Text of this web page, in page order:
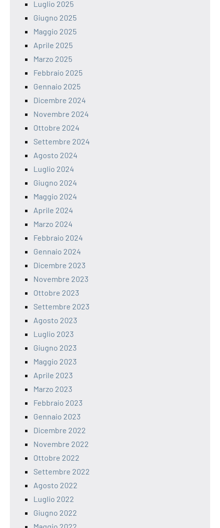
Luglio 2025
Giugno 2025
Maggio 2025
Aprile 2025
Marzo 2025
Febbraio 2025
Gennaio 2025
Dicembre 2024
Novembre 2024
Ottobre 2024
Settembre 2024
Agosto 2024
Luglio 2024
Giugno 2024
Maggio 2024
Aprile 2024
Marzo 2024
Febbraio 2024
Gennaio 2024
Dicembre 2023
Novembre 2023
Ottobre 2023
Settembre 2023
Agosto 2023
Luglio 2023
Giugno 2023
Maggio 2023
Aprile 2023
Marzo 2023
Febbraio 2023
Gennaio 2023
Dicembre 2022
Novembre 2022
Ottobre 2022
Settembre 2022
Agosto 2022
Luglio 2022
Giugno 2022